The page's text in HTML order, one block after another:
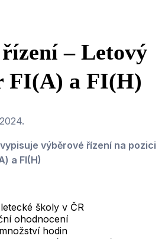
– Letový
FI(A) a FI(H)
.
výběrové řízení na pozici
a FI(H)
školy v ČR
ohodnocení
hodin